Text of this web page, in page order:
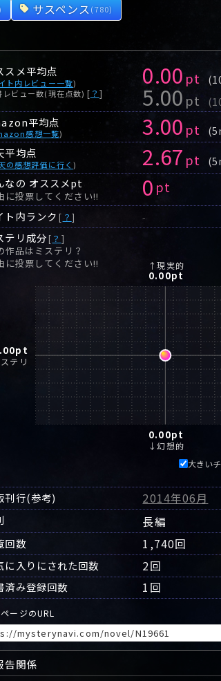
サスペンス(780)
スメ平均点
ト内レビュー一覧)
レビュー数(現在点数) [ ？ ]
0.00 pt
5.00 pt
平均点
感想一覧) 3.00 pt
平均点
の感想評価に行く ) 2.67 pt
なの オススメpt
に投票してください!! 0 pt
ト内ランク [ ？ ] -
テリ成分 [ ？ ]
作品はミステリ？
に投票してください!!
↑現実的
0.00pt
pt
テリ
0.00pt
↓幻想的
大きい
刊行(参考) 2014年06月
長編
回数 1,740回
に入りにされた回数 2回
済み登録回数 1 回
ージのURL
告関係